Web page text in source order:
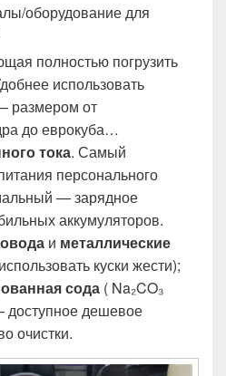
оборудование для
полностью погрузить
использовать
размером от
до еврокуба…
тока. Самый
персонального
— зарядное
аккумуляторов.
и металлические
куски жести);
сода ( Na₂CO₃
доступное дешевое
очистки.